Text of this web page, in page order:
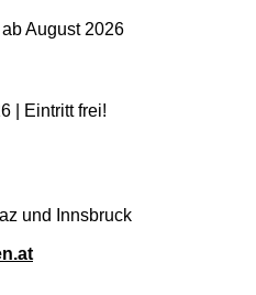
August 2026
| Eintritt frei!
und Innsbruck